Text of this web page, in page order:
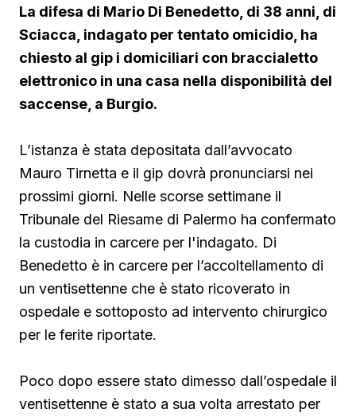
La difesa di Mario Di Benedetto, di 38 anni, di
Sciacca, indagato per tentato omicidio, ha
chiesto al gip i domiciliari con braccialetto
elettronico in una casa nella disponibilità del
saccense, a Burgio.
L’istanza è stata depositata dall’avvocato
Mauro Tirnetta e il gip dovrà pronunciarsi nei
prossimi giorni. Nelle scorse settimane il
Tribunale del Riesame di Palermo ha confermato
la custodia in carcere per l'indagato. Di
Benedetto è in carcere per l’accoltellamento di
un ventisettenne che è stato ricoverato in
ospedale e sottoposto ad intervento chirurgico
per le ferite riportate.
Poco dopo essere stato dimesso dall’ospedale il
ventisettenne è stato a sua volta arrestato per